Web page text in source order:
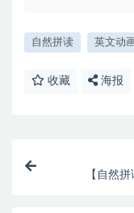
自然拼读 英文动
收藏 海报
【自然